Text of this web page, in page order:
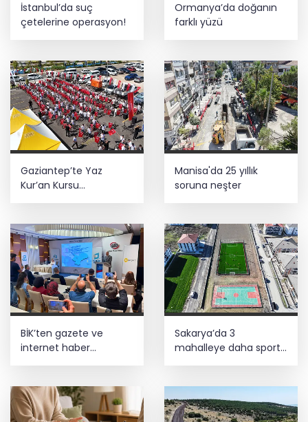
İstanbul’da suç
çetelerine operasyon!
Ormanya’da doğanın
farklı yüzü
Gaziantep’te Yaz
Kur’an Kursu
Manisa'da 25 yıllık
soruna neşter
BİK’ten gazete ve
internet haber
Sakarya’da 3
mahalleye daha sportif